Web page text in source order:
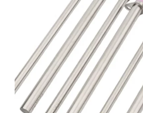
Senzori de presiune și debit
Masina de injectie mase plastice
Aplicatii ale rezistentelor electrice
Soluții domeniul de utilizare
Senzori & măsurare & Termocupla
Pentru HoReCa (hoteluri,
restaurante, cafenele)